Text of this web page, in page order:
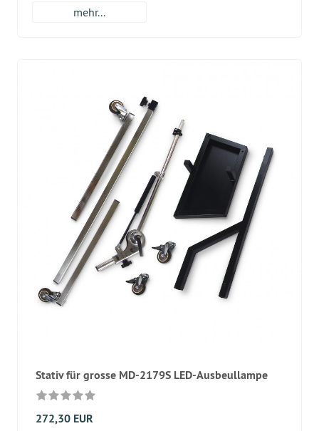
mehr...
Stativ für grosse MD-2179S LED-Ausbeullampe
272,30 EUR